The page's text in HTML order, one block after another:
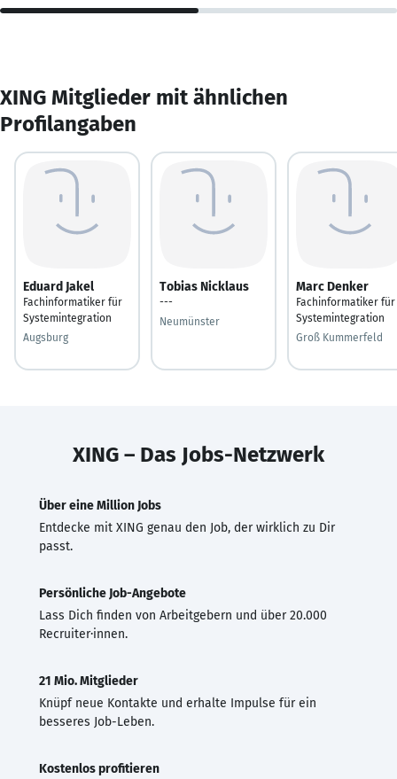
XING Mitglieder mit ähnlichen
Profilangaben
Eduard Jakel
Fachinformatiker für
Systemintegration
Augsburg
Tobias Nicklaus
---
Neumünster
Marc Denker
Fachinformatiker für
Systemintegration
Groß Kummerfeld
XING – Das Jobs-Netzwerk
Über eine Million Jobs
Entdecke mit XING genau den Job, der wirklich zu Dir
passt.
Persönliche Job-Angebote
Lass Dich finden von Arbeitgebern und über 20.000
Recruiter·innen.
21 Mio. Mitglieder
Knüpf neue Kontakte und erhalte Impulse für ein
besseres Job-Leben.
Kostenlos profitieren